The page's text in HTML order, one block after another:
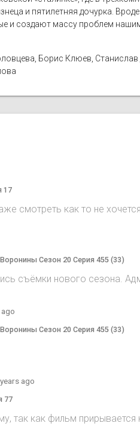
и пятилетняя дочурка.
и создают массу проблем
Борис Клюев,
17
смотреть как то не
Сезон 20 Серия 455 (33)
съёмки нового сезона.
Сезон 20 Серия 455 (33)
ago
77
так как фильм